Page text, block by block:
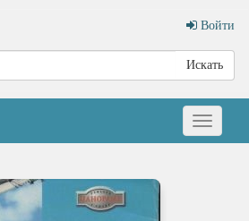
Войти
Искать
Меню